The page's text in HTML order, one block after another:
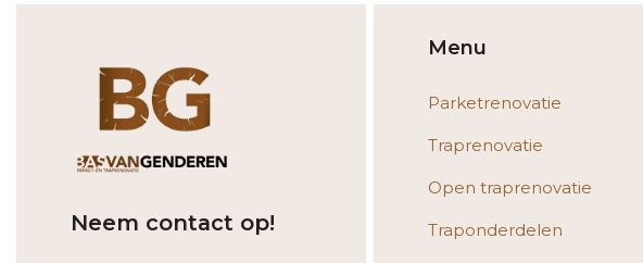
Neem contact op!
Menu
Parketrenovatie
Traprenovatie
Open traprenovatie
Traponderdelen